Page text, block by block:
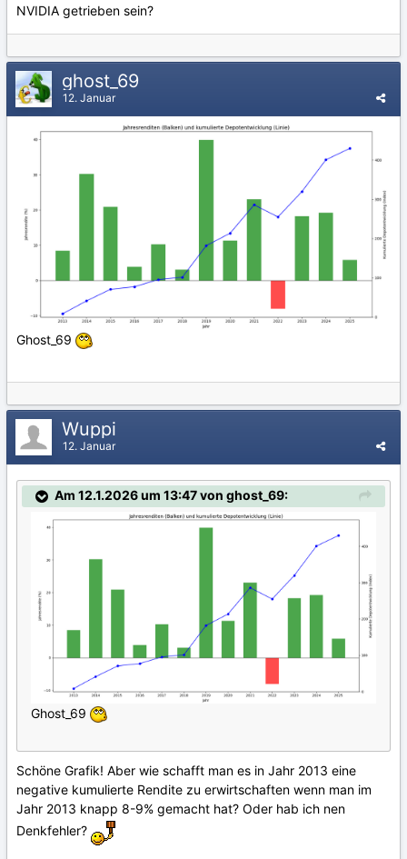
NVIDIA getrieben sein?
ghost_69
12. Januar
Ghost_69
Wuppi
12. Januar
Am 12.1.2026 um 13:47 von ghost_69:
Ghost_69
Schöne Grafik! Aber wie schafft man es in Jahr 2013 eine
negative kumulierte Rendite zu erwirtschaften wenn man im
Jahr 2013 knapp 8-9% gemacht hat? Oder hab ich nen
Denkfehler?